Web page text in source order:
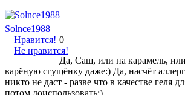
Solnce1988
Нравится!
Не нравится!
0
Да, Саш, или на карамель,
варёную сгущёнку даже:) Да, насчёт
никто не даст - разве что в качестве геля
потом доиспользовать:)